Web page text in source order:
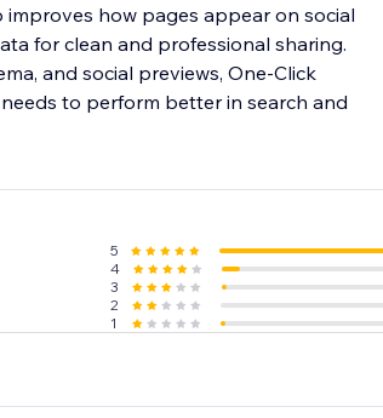
how pages appear on social
for clean and professional sharing.
and social previews, One-Click
to perform better in search and
5
4
3
2
1